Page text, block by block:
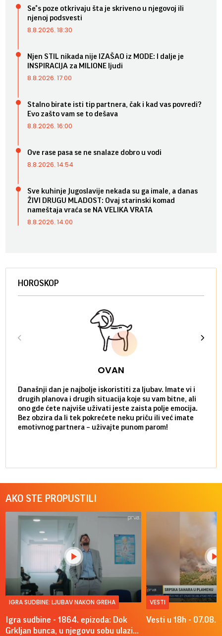
Se*s poze otkrivaju šta je skriveno u njegovoj ili
njenoj podsvesti
8.8.2026. 18:30
Njen STIL nikada nije IZAŠAO iz MODE: I dalje je
INSPIRACIJA za MILIONE ljudi
8.8.2026. 17:00
Stalno birate isti tip partnera, čak i kad vas povredi?
Evo zašto vam se to dešava
8.8.2026. 16:00
Ove rase pasa se ne snalaze dobro u vodi
8.8.2026. 14:54
Sve kuhinje Jugoslavije nekada su ga imale, a danas
ŽIVI DRUGU MLADOST: Ovaj starinski komad
nameštaja vraća se NA VELIKA VRATA
8.8.2026. 14:00
HOROSKOP
OVAN
Današnji dan je najbolje iskoristiti za ljubav. Imate vi i
drugih planova i drugih situacija koje su vam bitne, ali
ono gde ćete najviše uživati jeste zaista polje emocija.
Bez obzira da li tek pokrećete neku priču ili već imate
emotivnog partnera – uživajte punom parom!
AKO STE PROPUSTILI
IGRA SUDBINE: LJUBAV NAKON GREHA
Igra sudbine - 1864. epizoda: Dok
Grkljan bunca, u njegovu sobu ulazi...
VESTI
Vesti u 18h -